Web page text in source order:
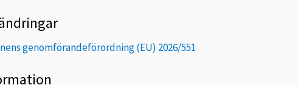
genomförandeförordning (EU) 2026/551